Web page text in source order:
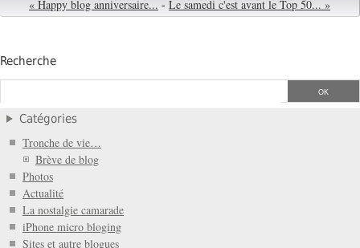
« Happy blog anniversaire... - Le samedi c'est avant le Top 50... »
Recherche
Catégories
Tronche de vie…
Brève de blog
Photos
Actualité
La nostalgie camarade
iPhone micro bloging
Sites et autre blogues